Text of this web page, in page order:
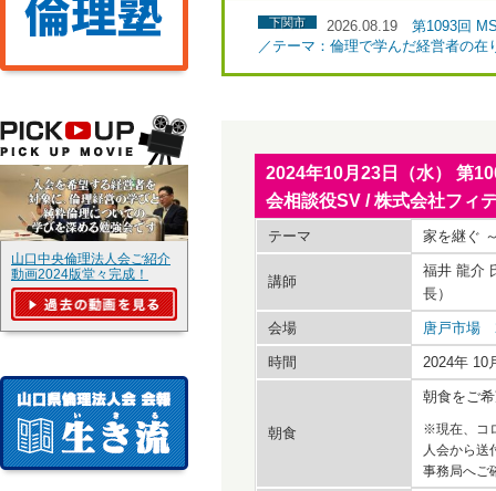
下関市 2026.08.19
第1093回
／テーマ：倫理で学んだ経営者の在
2024年10月23日（水） 第
会相談役SV / 株式会社フィ
テーマ 家を継ぐ
講師
福井 龍介
長）
会場 唐戸市場
時間 2024年 10
朝食
朝食をご
※現在、コ
人会から送
事務局へご
山口中央倫理法人会ご紹介
動画2024版堂々完成！